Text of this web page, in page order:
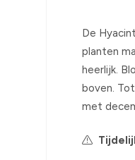
De
planten
heerlijk.
boven.
met